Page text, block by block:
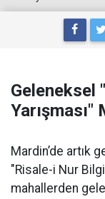
Geleneksel
Yarışması"
Mardin’de artık
"Risale-i Nur
mahallerden